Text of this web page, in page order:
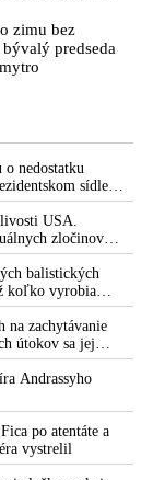
zimu bez
predseda
nedostatku
sídle
útoky na
Pentagónu, lebo
USA.
zločinov
mal nariadiť, aby
drsného
tomto americkom
balistických
koľko vyrobia
na zachytávanie
útokov sa jej
sa v zúfalstve snaží
Andrassyho
po atentáte a
vystrelil